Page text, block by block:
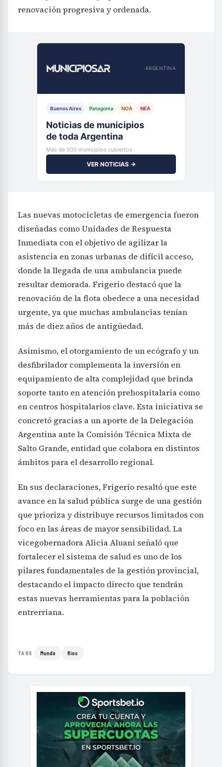
renovación progresiva y ordenada.
ARGENTINA
Buenos Aires Patagonia NOA NEA
Noticias de municipios
de toda Argentina
Más de 500 municipios cubiertos
VER NOTICIAS →
Las nuevas motocicletas de emergencia fueron
diseñadas como Unidades de Respuesta
Inmediata con el objetivo de agilizar la
asistencia en zonas urbanas de difícil acceso,
donde la llegada de una ambulancia puede
resultar demorada. Frigerio destacó que la
renovación de la flota obedece a una necesidad
urgente, ya que muchas ambulancias tenían
más de diez años de antigüedad.
Asimismo, el otorgamiento de un ecógrafo y un
desfibrilador complementa la inversión en
equipamiento de alta complejidad que brinda
soporte tanto en atención prehospitalaria como
en centros hospitalarios clave. Esta iniciativa se
concretó gracias a un aporte de la Delegación
Argentina ante la Comisión Técnica Mixta de
Salto Grande, entidad que colabora en distintos
ámbitos para el desarrollo regional.
En sus declaraciones, Frigerio resaltó que este
avance en la salud pública surge de una gestión
que prioriza y distribuye recursos limitados con
foco en las áreas de mayor sensibilidad. La
vicegobernadora Alicia Aluani señaló que
fortalecer el sistema de salud es uno de los
pilares fundamentales de la gestión provincial,
destacando el impacto directo que tendrán
estas nuevas herramientas para la población
entrerriana.
TAGS Mundo Ríos